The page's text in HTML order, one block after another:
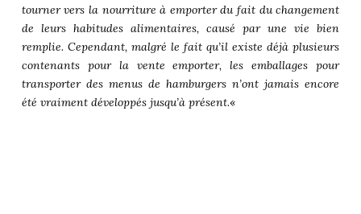
tourner vers la nourriture à emporter du fait du changement
de leurs habitudes alimentaires, causé par une vie bien
remplie. Cependant, malgré le fait qu’il existe déjà plusieurs
contenants pour la vente emporter, les emballages pour
transporter des menus de hamburgers n’ont jamais encore
été vraiment développés jusqu’à présent.«